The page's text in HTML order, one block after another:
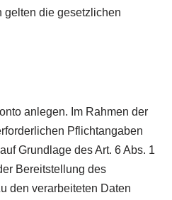
gelten die gesetzlichen
anlegen. Im Rahmen der
Pflichtangaben
Grundlage des Art. 6 Abs. 1
Bereitstellung des
den verarbeiteten Daten